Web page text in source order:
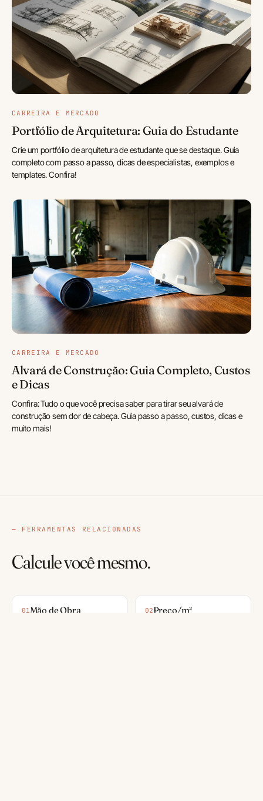
CARREIRA E MERCADO
Portfólio de Arquitetura: Guia do Estudante
Crie um portfólio de arquitetura de estudante que se destaque. Guia
completo com passo a passo, dicas de especialistas, exemplos e
templates. Confira!
CARREIRA E MERCADO
Alvará de Construção: Guia Completo, Custos
e Dicas
Confira: Tudo o que você precisa saber para tirar seu alvará de
construção sem dor de cabeça. Guia passo a passo, custos, dicas e
muito mais!
— FERRAMENTAS RELACIONADAS
Calcule você mesmo.
01Mão de Obra 02Preço/m²